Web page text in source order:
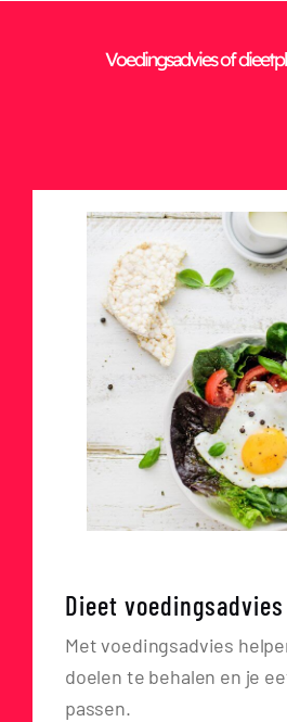
Voedingsadvies of
Dieet voedingsadvies
Met voedingsadvies
doelen te behalen en je
passen.